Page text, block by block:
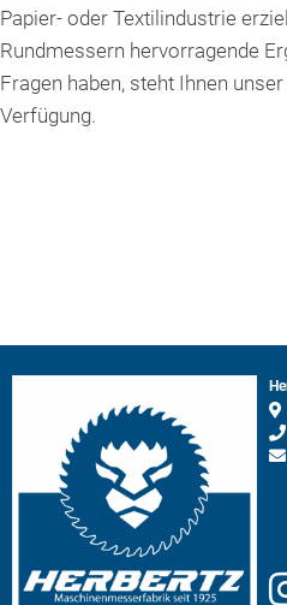
Papier- oder Textilindustrie
Rundmessern hervorragende
Fragen haben, steht Ihnen
Verfügung.